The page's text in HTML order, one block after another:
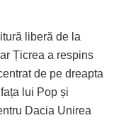
liberă de la
Țicrea a respins
de pe dreapta
lui Pop și
Dacia Unirea